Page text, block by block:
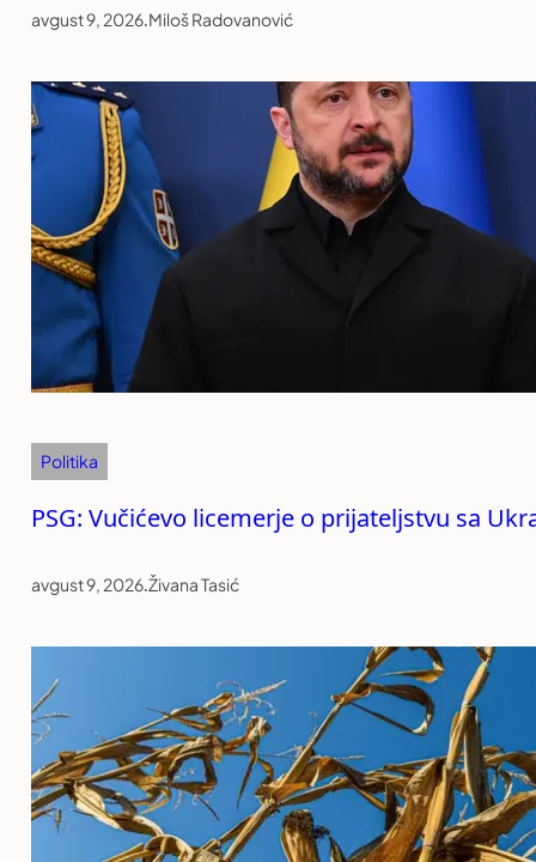
avgust 9, 2026.Miloš Radovanović
Politika
PSG: Vučićevo licemerje o prijateljstvu sa
avgust 9, 2026.Živana Tasić